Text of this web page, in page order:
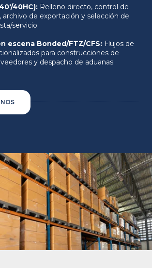
40HC): Relleno directo, control de
archivo de exportación y selección de
servicio.
escena Bonded/FTZ/CFS: Flujos de
para construcciones de
y despacho de aduanas.